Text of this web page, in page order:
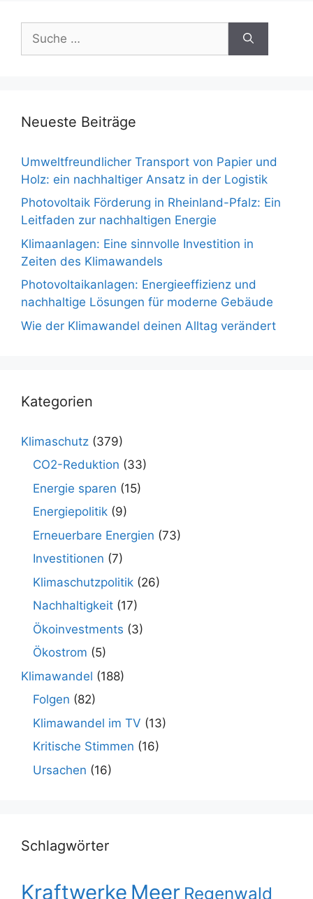
nach:
Neueste Beiträge
Umweltfreundlicher Transport von Papier und
Holz: ein nachhaltiger Ansatz in der Logistik
Photovoltaik Förderung in Rheinland-Pfalz: Ein
Leitfaden zur nachhaltigen Energie
Klimaanlagen: Eine sinnvolle Investition in
Zeiten des Klimawandels
Photovoltaikanlagen: Energieeffizienz und
nachhaltige Lösungen für moderne Gebäude
Wie der Klimawandel deinen Alltag verändert
Kategorien
Klimaschutz (379)
CO2-Reduktion (33)
Energie sparen (15)
Energiepolitik (9)
Erneuerbare Energien (73)
Investitionen (7)
Klimaschutzpolitik (26)
Nachhaltigkeit (17)
Ökoinvestments (3)
Ökostrom (5)
Klimawandel (188)
Folgen (82)
Klimawandel im TV (13)
Kritische Stimmen (16)
Ursachen (16)
Schlagwörter
Kraftwerke Meer Regenwald